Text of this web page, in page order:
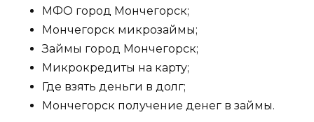
МФО город Мончегорск;
Мончегорск микрозаймы;
Займы город Мончегорск;
Микрокредиты на карту;
Где взять деньги в долг;
Мончегорск получение денег в займы.